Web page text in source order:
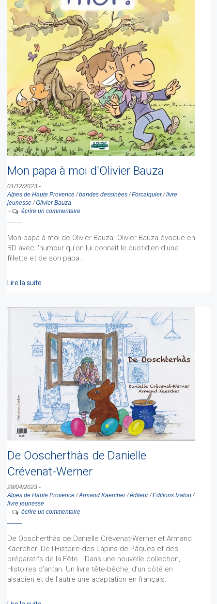
Mon papa à moi d'Olivier Bauza
01/12/2023 -
Alpes de Haute Provence/bandes dessinées/Forcalquier/livre
jeunesse/Olivier Bauza
-
écrire un commentaire
Mon papa à moi de Olivier Bauza. Olivier Bauza évoque en
BD avec l'humour qu'on lui connaît le quotidien d'une
fillette et de son papa...
Lire la suite …
De Ooscherthàs de Danielle
Crévenat-Werner
28/04/2023 -
Alpes de Haute Provence/Armand Kaercher/éditeur/Editions Izalou/
livre jeunesse
-
écrire un commentaire
De Ooscherthàs de Danielle Crévenat-Werner et Armand
Kaercher. De l'Histoire des Lapins de Pâques et des
préparatifs de la Fête… Dans une nouvelle collection,
Histoires d’antan. Un livre tête-bêche, d'un côté en
alsacien et de l'autre une adaptation en français.